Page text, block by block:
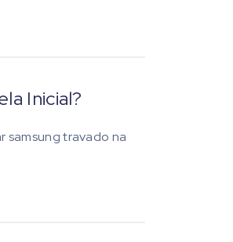
Inicial?
samsung travado na